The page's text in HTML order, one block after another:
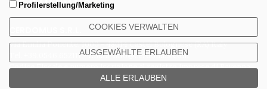
Via Emilia Ponente, 1000 - 48014 Castel Bolognese (RA) Italy
Tel. +39.0546.652111 - Email: info@cerdomus.com
Codice Fiscale e numero iscrizione al registro imprese di Ravenna
02620780391 - REA RA 217992 - Capitale Sociale Euro 20.000.000 i.v.
Profilerstellung/Marketing
COOKIES VERWALTEN
AUSGEWÄHLTE ERLAUBEN
ALLE ERLAUBEN